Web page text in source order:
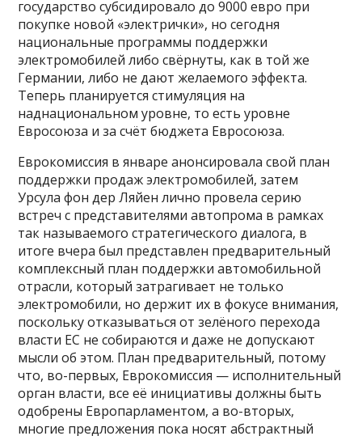
государство субсидировало до 9000 евро при
покупке новой «электрички», но сегодня
национальные программы поддержки
электромобилей либо свёрнуты, как в той же
Германии, либо не дают желаемого эффекта.
Теперь планируется стимуляция на
наднациональном уровне, то есть уровне
Евросоюза и за счёт бюджета Евросоюза.
Еврокомиссия в январе анонсировала свой план
поддержки продаж электромобилей, затем
Урсула фон дер Ляйен лично провела серию
встреч с представителями автопрома в рамках
так называемого стратегического диалога, в
итоге вчера был представлен предварительный
комплексный план поддержки автомобильной
отрасли, который затрагивает не только
электромобили, но держит их в фокусе внимания,
поскольку отказываться от зелёного перехода
власти ЕС не собираются и даже не допускают
мысли об этом. План предварительный, потому
что, во-первых, Еврокомиссия — исполнительный
орган власти, все её инициативы должны быть
одобрены Европарламентом, а во-вторых,
многие предложения пока носят абстрактный